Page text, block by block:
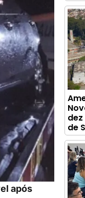
após
de